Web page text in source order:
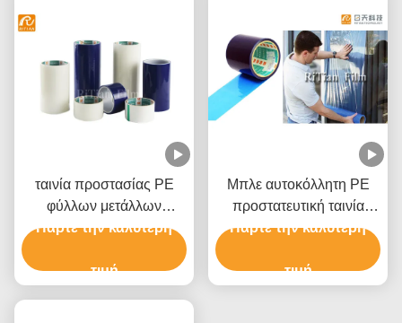
ταινία προστασίας PE
φύλλων μετάλλων
0.05mm μπλε για τη
αργιλίου
Πάρτε την καλύτερη
τιμή
Μπλε αυτοκόλλητη PE
προστατευτική ταινία
παραθύρων ταινιών
Πάρτε την καλύτερη
τιμή